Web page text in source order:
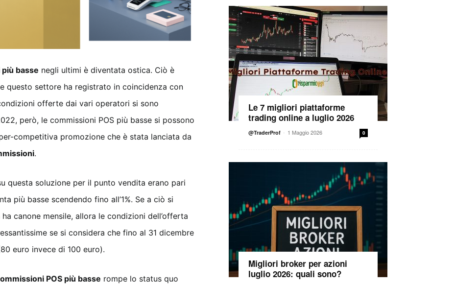
basse negli ultimi è diventata ostica. Ciò è
questo settore ha registrato in coincidenza con
offerte dai vari operatori si sono
però, le commissioni POS più basse si possono
competitiva promozione che è stata lanciata da
.
questa soluzione per il punto vendita erano pari
più basse scendendo fino all’1%. Se a ciò si
canone mensile, allora le condizioni dell’offerta
se si considera che fino al 31 dicembre
euro invece di 100 euro).
POS più basse rompe lo status quo
Le 7 migliori piattaforme
trading online a luglio 2026
@TraderProf - 1 Maggio 2026 0
Migliori broker per azioni
luglio 2026: quali sono?